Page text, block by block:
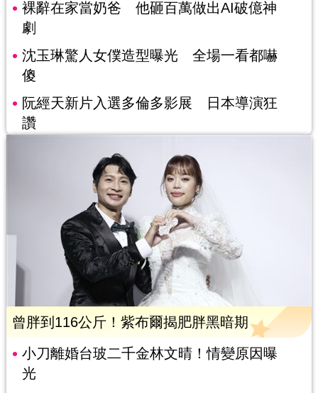
裸辭在家當奶爸 他砸百萬做出AI破億神
劇
沈玉琳驚人女僕造型曝光 全場一看都嚇
傻
阮經天新片入選多倫多影展 日本導演狂
讚
曾胖到116公斤！紫布爾揭肥胖黑暗期
小刀離婚台玻二千金林文晴！情變原因曝
光